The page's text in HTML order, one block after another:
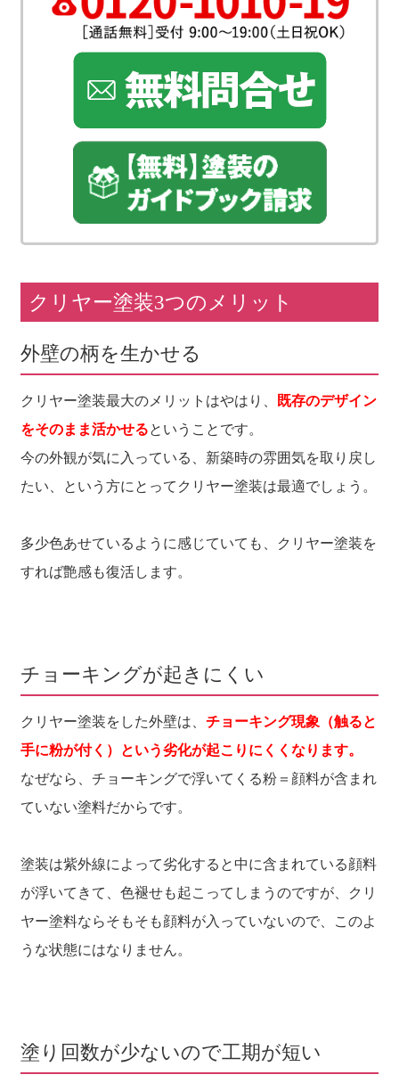
クリヤー塗装3つのメリット
外壁の柄を生かせる
クリヤー塗装最大のメリットはやはり、
既存のデザイン
をそのまま活かせるということです。
今の外観が気に入っている、新築時の雰囲気を取り戻し
たい、という方にとってクリヤー塗装は最適でしょう。
多少色あせているように感じていても、クリヤー塗装を
すれば艶感も復活します。
チョーキングが起きにくい
クリヤー塗装をした外壁は、 チョーキング現象（触ると
手に粉が付く）という劣化が起こりにくくなります。
なぜなら、チョーキングで浮いてくる粉＝顔料が含まれ
ていない塗料だからです。
塗装は紫外線によって劣化すると中に含まれている顔料
が浮いてきて、色褪せも起こってしまうのですが、クリ
ヤー塗料ならそもそも顔料が入っていないので、このよ
うな状態にはなりません。
塗り回数が少ないので工期が短い